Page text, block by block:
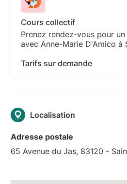
Cours collectif
Prenez rendez-vous pour
avec Anne-Marie D'Amico à
Tarifs sur demande
Localisation
Adresse postale
65 Avenue du Jas, 83120 -